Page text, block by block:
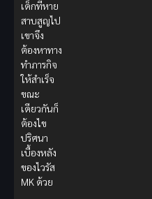
เด็กที่หาย
สาบสูญไป
เขาจึง
ต้องหาทาง
ทำภารกิจ
ให้สำเร็จ
ขณะ
เดียวกันก็
ต้องไข
ปริศนา
เบื้องหลัง
ของไวรัส
MK ด้วย